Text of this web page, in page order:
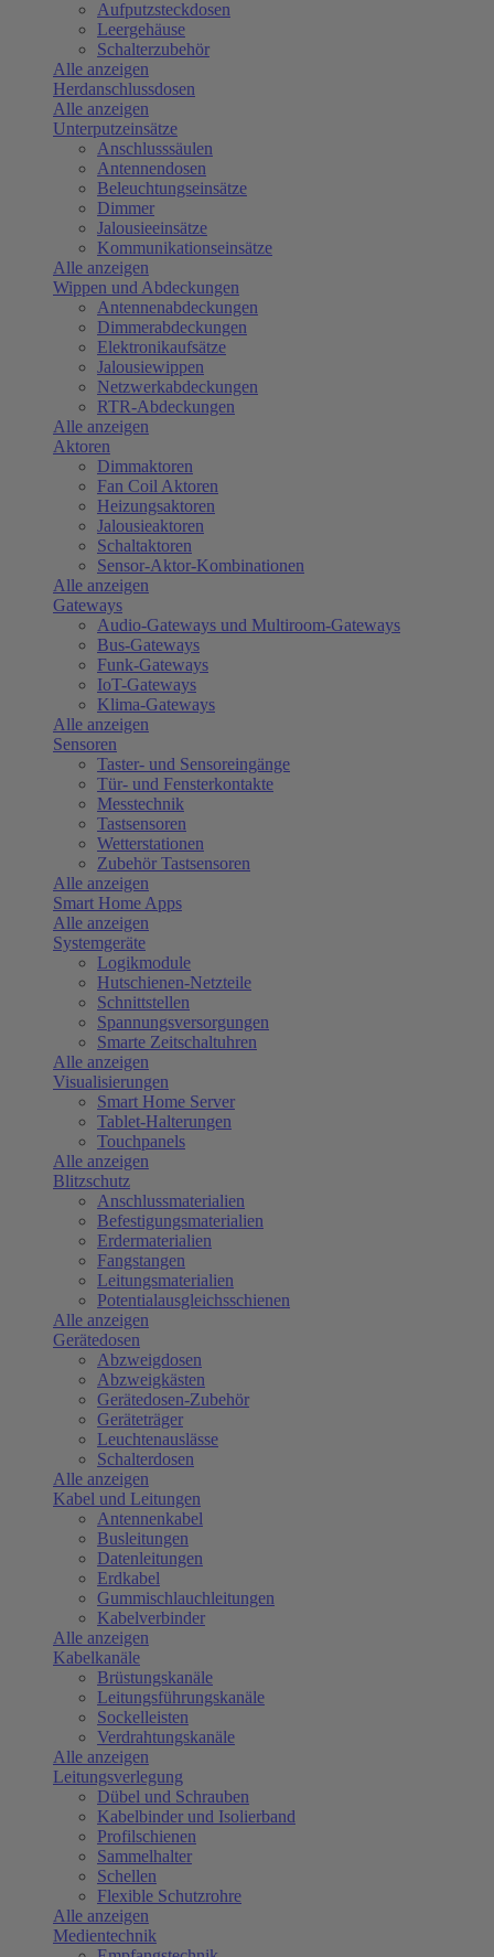
Aufputzsteckdosen
Leergehäuse
Schalterzubehör
Alle anzeigen
Herdanschlussdosen
Alle anzeigen
Unterputzeinsätze
Anschlusssäulen
Antennendosen
Beleuchtungseinsätze
Dimmer
Jalousieeinsätze
Kommunikationseinsätze
Alle anzeigen
Wippen und Abdeckungen
Antennenabdeckungen
Dimmerabdeckungen
Elektronikaufsätze
Jalousiewippen
Netzwerkabdeckungen
RTR-Abdeckungen
Alle anzeigen
Aktoren
Dimmaktoren
Fan Coil Aktoren
Heizungsaktoren
Jalousieaktoren
Schaltaktoren
Sensor-Aktor-Kombinationen
Alle anzeigen
Gateways
Audio-Gateways und Multiroom-Gateways
Bus-Gateways
Funk-Gateways
IoT-Gateways
Klima-Gateways
Alle anzeigen
Sensoren
Taster- und Sensoreingänge
Tür- und Fensterkontakte
Messtechnik
Tastsensoren
Wetterstationen
Zubehör Tastsensoren
Alle anzeigen
Smart Home Apps
Alle anzeigen
Systemgeräte
Logikmodule
Hutschienen-Netzteile
Schnittstellen
Spannungsversorgungen
Smarte Zeitschaltuhren
Alle anzeigen
Visualisierungen
Smart Home Server
Tablet-Halterungen
Touchpanels
Alle anzeigen
Blitzschutz
Anschlussmaterialien
Befestigungsmaterialien
Erdermaterialien
Fangstangen
Leitungsmaterialien
Potentialausgleichsschienen
Alle anzeigen
Gerätedosen
Abzweigdosen
Abzweigkästen
Gerätedosen-Zubehör
Geräteträger
Leuchtenauslässe
Schalterdosen
Alle anzeigen
Kabel und Leitungen
Antennenkabel
Busleitungen
Datenleitungen
Erdkabel
Gummischlauchleitungen
Kabelverbinder
Alle anzeigen
Kabelkanäle
Brüstungskanäle
Leitungsführungskanäle
Sockelleisten
Verdrahtungskanäle
Alle anzeigen
Leitungsverlegung
Dübel und Schrauben
Kabelbinder und Isolierband
Profilschienen
Sammelhalter
Schellen
Flexible Schutzrohre
Alle anzeigen
Medientechnik